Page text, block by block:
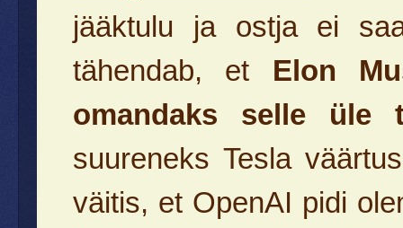
jääktulu ja ostja ei
tähendab, et Elon
omandaks selle üle
suureneks Tesla
väitis, et OpenAI pidi